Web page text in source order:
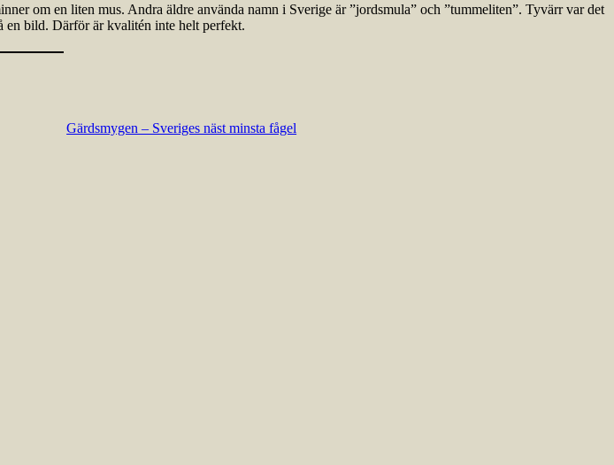
om en liten mus. Andra äldre använda namn i Sverige är ”jordsmula” och ”tummeliten”. Tyvärr var det
en bild. Därför är kvalitén inte helt perfekt.
Gärdsmygen – Sveriges näst minsta fågel